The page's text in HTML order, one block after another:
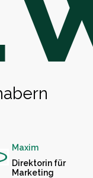
Maxim
Direktorin für
Marketing